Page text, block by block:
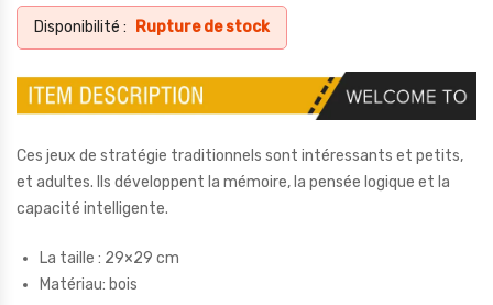
Disponibilité : Rupture de stock
Ces jeux de stratégie traditionnels sont intéressants et petits,
et adultes. Ils développent la mémoire, la pensée logique et la
capacité intelligente.
La taille : 29×29 cm
Matériau: bois